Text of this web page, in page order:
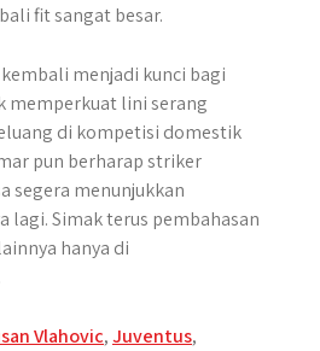
fit sangat besar.
menjadi kunci bagi
memperkuat lini serang
di kompetisi domestik
pun berharap striker
segera menunjukkan
lagi. Simak terus pembahasan
hanya di
Vlahovic,Juventus,